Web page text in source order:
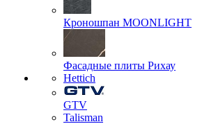
Кроношпан MOONLIGHT
Фасадные плиты Рихау
Hettich
GTV
Talisman